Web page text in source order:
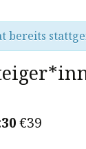
bereits
€39